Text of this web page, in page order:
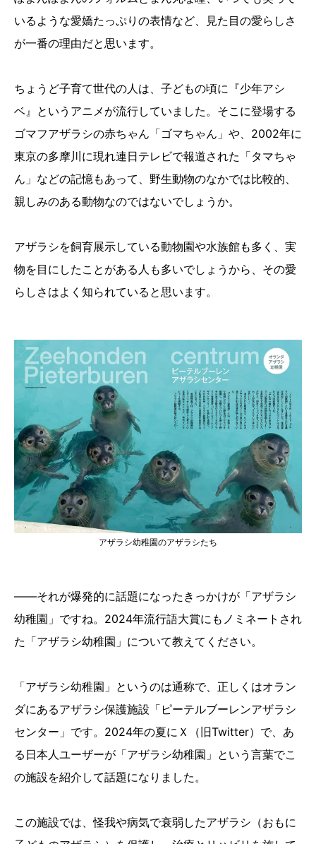
いるような愛嬌たっぷりの表情など、見た目の愛らしさ
が一番の理由だと思います。
ちょうど子育て世代の人は、子どもの頃に『少年アシ
ベ』というアニメが流行していました。そこに登場する
ゴマフアザラシの赤ちゃん「ゴマちゃん」や、2002年に
東京の多摩川に現れ連日テレビで報道された「タマちゃ
ん」などの記憶もあって、野生動物のなかでは比較的、
親しみのある動物なのではないでしょうか。
アザラシを飼育展示している動物園や水族館も多く、実
物を目にしたことがある人も多いでしょうから、その愛
らしさはよく知られていると思います。
アザラシ幼稚園のアザラシたち
――それが爆発的に話題になったきっかけが「アザラシ
幼稚園」ですね。2024年流行語大賞にもノミネートされ
た「アザラシ幼稚園」について教えてください。
「アザラシ幼稚園」というのは通称で、正しくはオラン
ダにあるアザラシ保護施設「ピーテルブーレンアザラシ
センター」です。2024年の夏にＸ（旧Twitter）で、あ
る日本人ユーザーが「アザラシ幼稚園」という言葉でこ
の施設を紹介して話題になりました。
この施設では、怪我や病気で衰弱したアザラシ（おもに